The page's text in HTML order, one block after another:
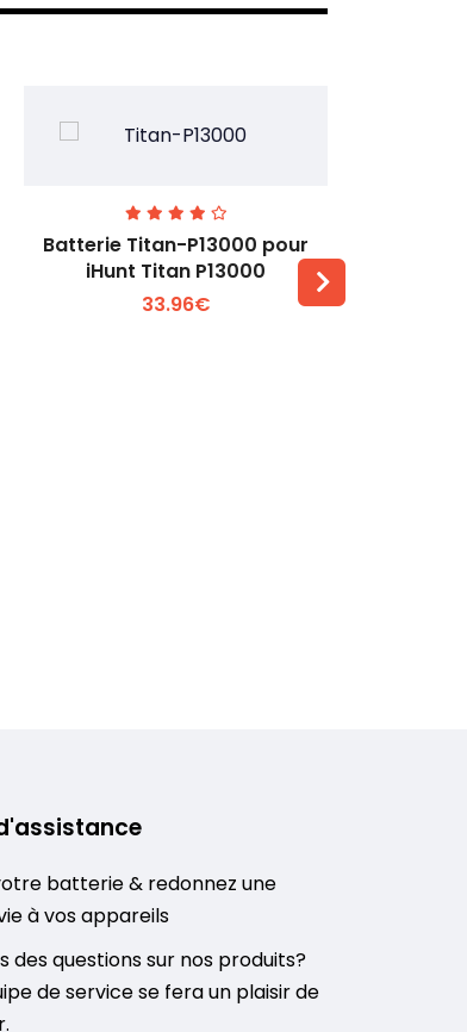
Voir plus +
Batterie Titan-P13000 pour
iHunt Titan P13000
33.96€
batterie & redonnez une
à vos appareils
des questions sur nos produits?
de service se fera un plaisir de